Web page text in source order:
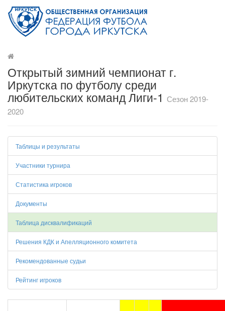
Открытый зимний чемпионат г.
Иркутска по футболу среди
любительских команд Лиги-1 Сезон 2019-
2020
Таблицы и результаты
Участники турнира
Статистика игроков
Документы
Таблица дисквалификаций
Решения КДК и Апелляционного комитета
Рекомендованные судьи
Рейтинг игроков